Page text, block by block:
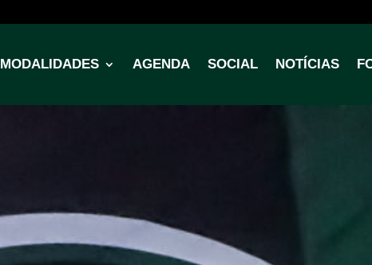
MODALIDADES AGENDA SOCIAL NOTÍCIAS